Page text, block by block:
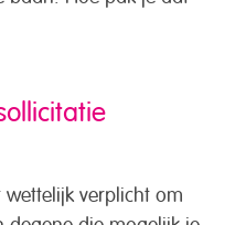
wettelijk verplicht om
degene die mogelijk je